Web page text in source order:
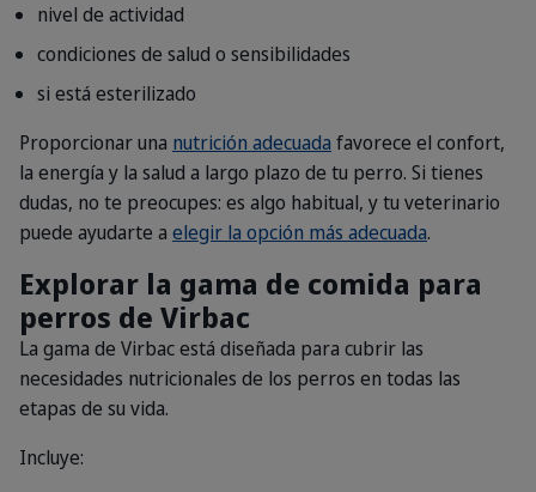
nivel de actividad
condiciones de salud o sensibilidades
si está esterilizado
Proporcionar una nutrición adecuada favorece el confort,
la energía y la salud a largo plazo de tu perro. Si tienes
dudas, no te preocupes: es algo habitual, y tu veterinario
puede ayudarte a elegir la opción más adecuada.
Explorar la gama de comida para
perros de Virbac
La gama de Virbac está diseñada para cubrir las
necesidades nutricionales de los perros en todas las
etapas de su vida.
Incluye: